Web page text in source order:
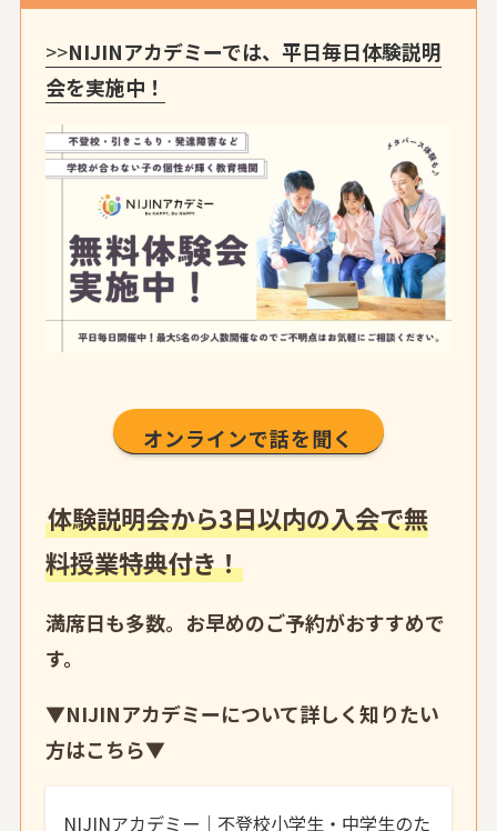
>>NIJINアカデミーでは、平日毎日体験説明
会を実施中！
オンラインで話を聞く
体験説明会から3日以内の入会で無
料授業特典付き！
満席日も多数。お早めのご予約がおすすめで
す。
▼NIJINアカデミーについて詳しく知りたい
方はこちら▼
NIJINアカデミー｜不登校小学生・中学生のた